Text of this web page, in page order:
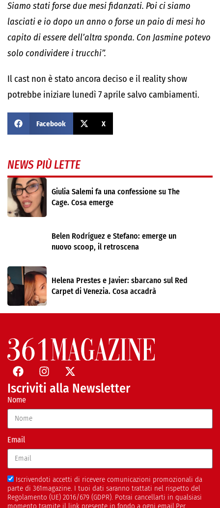
Siamo stati forse due mesi fidanzati. Poi ci siamo
lasciati e io dopo un anno o forse un paio di mesi ho
capito di essere dell’altra sponda. Con Jasmine potevo
solo condividere i trucchi”.
Il cast non è stato ancora deciso e il reality show
potrebbe iniziare lunedì 7 aprile salvo cambiamenti.
Facebook X
NEWS PIÙ LETTE
Giulia Salemi fa una confessione su The
Cage. Cosa emerge
Belen Rodríguez e Stefano: emerge un
nuovo scoop, il retroscena
Helena Prestes e Javier: sbarcano sul Red
Carpet di Venezia. Cosa accadrà
Iscriviti alla Newsletter
Nome
Email
Iscrivendoti accetti di ricevere comunicazioni promozionali da
parte di 361magazine. I tuoi dati saranno trattati nel rispetto del
Regolamento (UE) 2016/679 (GDPR). Potrai cancellarti in qualsiasi
momento tramite il link presente in fondo a ogni email.Per